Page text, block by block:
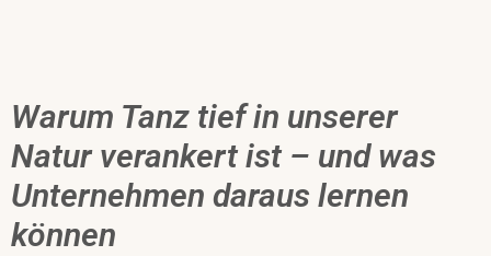
Warum Tanz tief in unserer
Natur verankert ist – und was
Unternehmen daraus lernen
können